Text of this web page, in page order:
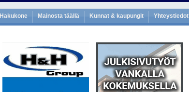
Hakukone Mainosta täällä Kunnat & kaupungit Yhteystiedot